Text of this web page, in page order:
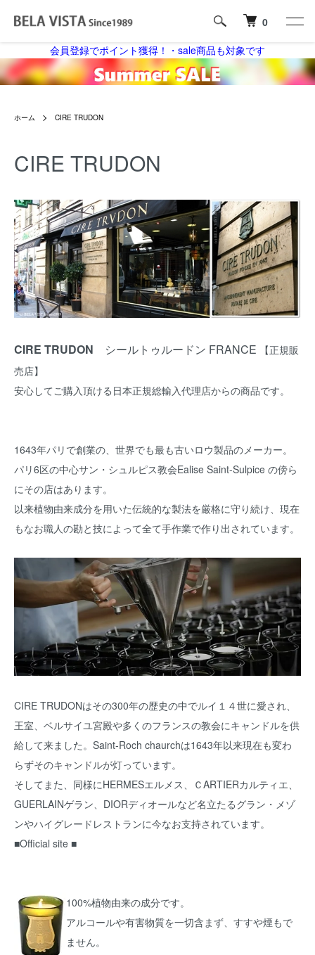
0
会員登録でポイント獲得！・sale商品も対象です
ホーム CIRE TRUDON
CIRE TRUDON
CIRE TRUDON シールトゥルードン FRANCE
【正規販
売店】
安心してご購入頂ける日本正規総輸入代理店からの商品です。
1643年パリで創業の、世界でも最も古いロウ製品のメーカー。
パリ6区の中心サン・シュルピス教会Ealise Saint-Sulpice の傍ら
にその店はあります。
以来植物由来成分を用いた伝統的な製法を厳格に守り続け、現在
もなお職人の勘と技によって全て手作業で作り出されています。
CIRE TRUDONはその300年の歴史の中でルイ１４世に愛され、
王室、ベルサイユ宮殿や多くのフランスの教会にキャンドルを供
給して来ました。Saint-Roch chaurchは1643年以来現在も変わ
らずそのキャンドルが灯っています。
そしてまた、同様にHERMESエルメス、ＣARTIERカルティエ、
GUERLAINゲラン、DIORディオールなど名立たるグラン・メゾ
ンやハイグレードレストランに今なお支持されています。
■Official site ■
100%植物由来の成分です。
アルコールや有害物質を一切含まず、すすや煙もで
ません。